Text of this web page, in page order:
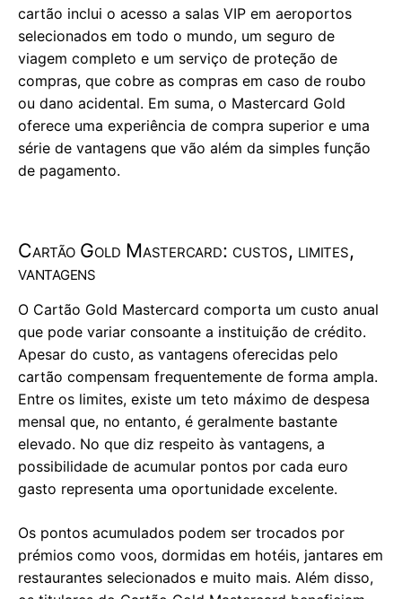
cartão inclui o acesso a salas VIP em aeroportos
selecionados em todo o mundo, um seguro de
viagem completo e um serviço de proteção de
compras, que cobre as compras em caso de roubo
ou dano acidental. Em suma, o Mastercard Gold
oferece uma experiência de compra superior e uma
série de vantagens que vão além da simples função
de pagamento.
Cartão Gold Mastercard: custos, limites,
vantagens
O Cartão Gold Mastercard comporta um custo anual
que pode variar consoante a instituição de crédito.
Apesar do custo, as vantagens oferecidas pelo
cartão compensam frequentemente de forma ampla.
Entre os limites, existe um teto máximo de despesa
mensal que, no entanto, é geralmente bastante
elevado. No que diz respeito às vantagens, a
possibilidade de acumular pontos por cada euro
gasto representa uma oportunidade excelente.
Os pontos acumulados podem ser trocados por
prémios como voos, dormidas em hotéis, jantares em
restaurantes selecionados e muito mais. Além disso,